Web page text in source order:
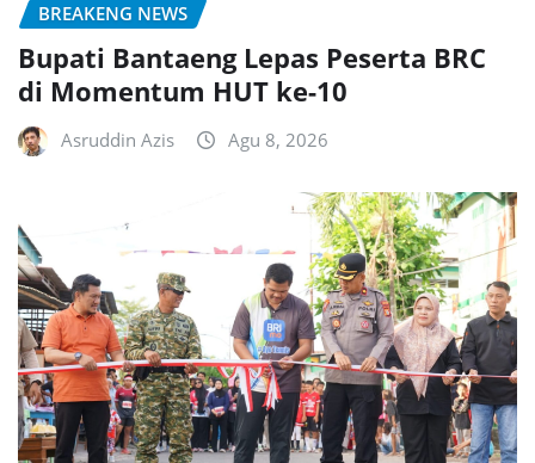
BREAKENG NEWS
Bupati Bantaeng Lepas Peserta BRC
di Momentum HUT ke-10
Asruddin Azis Agu 8, 2026